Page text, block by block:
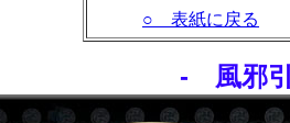
○ 表紙に戻る
- 風邪